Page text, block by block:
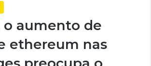
o aumento de
ethereum nas